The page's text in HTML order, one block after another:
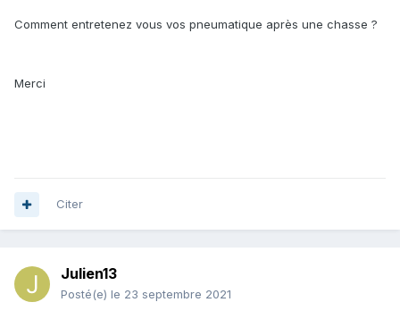
Comment entretenez vous vos pneumatique après une chasse ?
Merci
Citer
Julien13
Posté(e) le 23 septembre 2021